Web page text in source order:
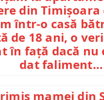
din Timișoara
într-o casă
de 18 ani, o
în față dacă nu
dat faliment…
mamei din